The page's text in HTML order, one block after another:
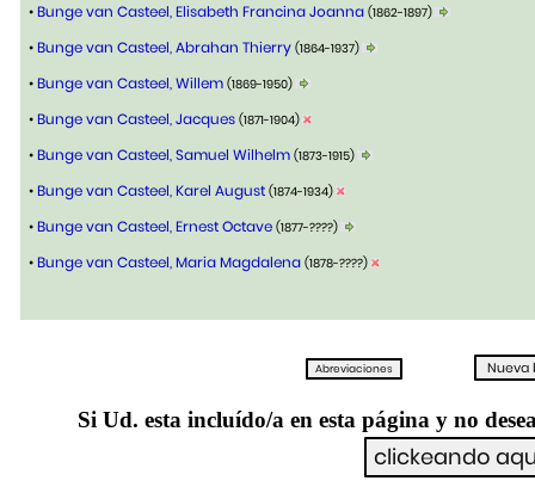
•Bunge van Casteel, Elisabeth Francina Joanna (1862-1897)
•Bunge van Casteel, Abrahan Thierry (1864-1937)
•Bunge van Casteel, Willem (1869-1950)
•Bunge van Casteel, Jacques (1871-1904)
•Bunge van Casteel, Samuel Wilhelm (1873-1915)
•Bunge van Casteel, Karel August (1874-1934)
•Bunge van Casteel, Ernest Octave (1877-????)
•Bunge van Casteel, Maria Magdalena (1878-????)
Si Ud. esta incluído/a en esta página y no